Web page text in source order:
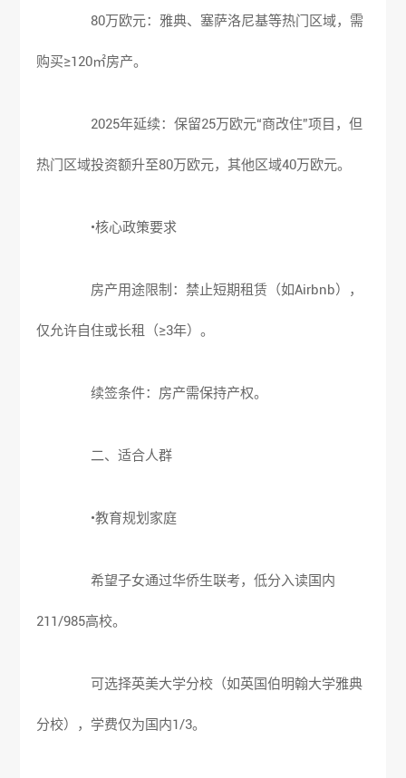
80万欧元：雅典、塞萨洛尼基等热门区域，需
购买≥120㎡房产。
2025年延续：保留25万欧元“商改住”项目，但
热门区域投资额升至80万欧元，其他区域40万欧元。
•核心政策要求
房产用途限制：禁止短期租赁（如Airbnb），
仅允许自住或长租（≥3年）。
续签条件：房产需保持产权。
二、适合人群
•教育规划家庭
希望子女通过华侨生联考，低分入读国内
211/985高校。
可选择英美大学分校（如英国伯明翰大学雅典
分校），学费仅为国内1/3。